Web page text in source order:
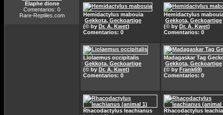
Elaphe dione
Comentarios: 0
Rare-Reptiles.com
Hemidactylus mabouia
Gekkota, Geckoartige
(© by Dr. A. Kwet)
Comentarios: 0
Hemidactylus
Gekkota, Geckoartige
(© by Dr. A. Kwet)
Comentarios: 0
Liolaemus occipitalis
Gekkota, Geckoartige
(© by Dr. A. Kwet)
Comentarios: 0
Madagaskar Tag
Gekkota, Geckoartige
(© by Frank69)
Comentarios: 0
Rhacodactylus leachianus
Rhacodactylus